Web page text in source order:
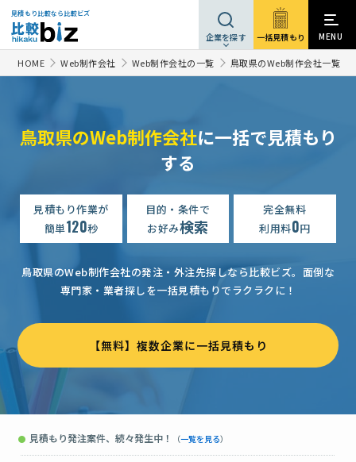
見積もり比較なら比較ビズ
企業を探す 一括見積もり MENU
HOME Web制作会社 Web制作会社の一覧 鳥取県のWeb制作会社一覧
鳥取県のWeb制作会社に一括で見積もり
する
見積もり作業が
簡単120秒
目的・条件で
お好み検索
完全無料
利用料0円
鳥取県のWeb制作会社の発注・外注先探しなら比較ビズ。 面倒な
専門家・業者探しを一括見積もりでラクラクに！
【無料】複数企業に一括見積もり
● 見積もり発注案件、続々発生中！ （一覧を見る）
ホームページ制作の見積もり依頼 予算上限なし 鳥取県
【コーポレートサイト（企業サイト）】ホームページ制作の見積もり依頼
WEB制作会社への相談・問合せ 300万円まで 鳥取県
ホームページ制作の見積もり依頼 予算上限なし 鳥取県
【ホームページを新規で作りたい】お見積もり依頼
SEO対策の見積もり依頼 予算上限なし 鳥取県
【里親の募集のためのHP】ホームページ制作の見積もり依頼
【餃子の通信販売を始めたい】ホームページ制作の見積もり依頼
ホームページ制作の見積もり依頼